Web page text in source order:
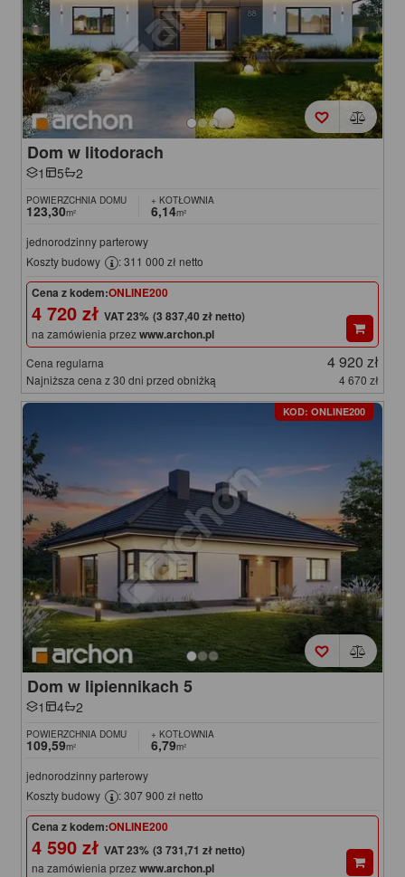
Dom w litodorach
1 5 2
POWIERZCHNIA DOMU
123,30m²
+ KOTŁOWNIA
6,14m²
jednorodzinny parterowy
Koszty budowy
: 311 000 zł netto
Cena z kodem:ONLINE200
4 720 zł (3 837,40 zł netto)
na zamówienia przezwww.archon.pl
Cena regularna 4 920 zł
Najniższa cena z 30 dni przed obniżką 4 670 zł
KOD: ONLINE200
Dom w lipiennikach 5
1 4 2
POWIERZCHNIA DOMU
109,59m²
+ KOTŁOWNIA
6,79m²
jednorodzinny parterowy
Koszty budowy
: 307 900 zł netto
Cena z kodem:ONLINE200
4 590 zł (3 731,71 zł netto)
na zamówienia przezwww.archon.pl